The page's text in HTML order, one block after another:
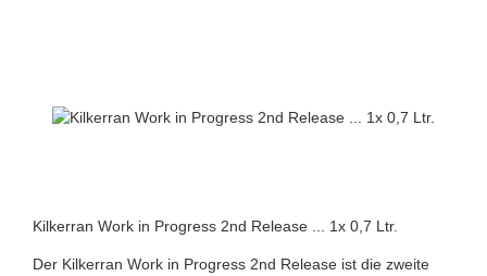
Kilkerran Work in Progress 2nd Release ... 1x 0,7 Ltr.
Der Kilkerran Work in Progress 2nd Release ist die zweite